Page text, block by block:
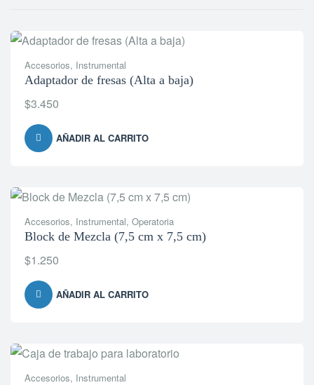
Accesorios, Instrumental
Adaptador de fresas (Alta a baja)
$3.450
AÑADIR AL CARRITO
Accesorios, Instrumental, Operatoria
Block de Mezcla (7,5 cm x 7,5 cm)
$1.250
AÑADIR AL CARRITO
Accesorios, Instrumental